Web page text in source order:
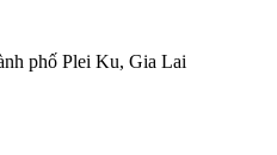
phố Plei Ku, Gia Lai